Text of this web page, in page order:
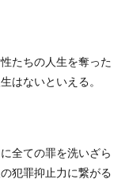
たちの人生を奪った
はないといえる。
全ての罪を洗いざら
犯罪抑止力に繋がる